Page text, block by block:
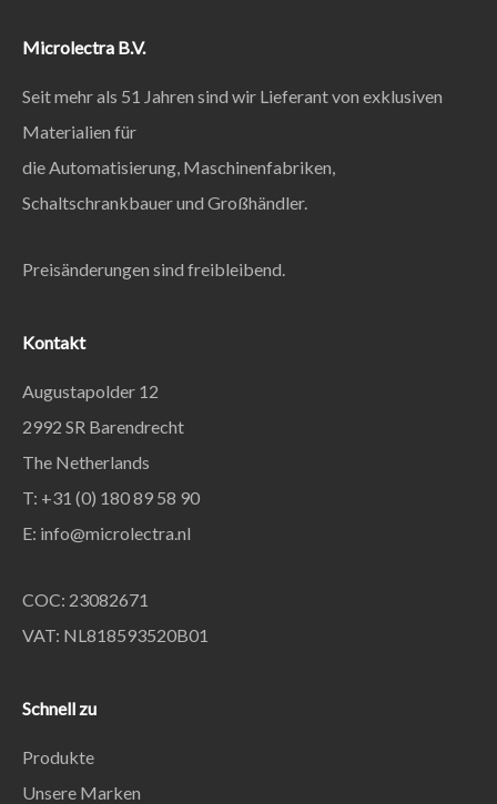
Microlectra B.V.
Seit mehr als 51 Jahren sind wir Lieferant von exklusiven
Materialien für
die Automatisierung, Maschinenfabriken,
Schaltschrankbauer und Großhändler.
Preisänderungen sind freibleibend.
Kontakt
Augustapolder 12
2992 SR Barendrecht
The Netherlands
T: +31 (0) 180 89 58 90
E: info@microlectra.nl
COC: 23082671
VAT: NL818593520B01
Schnell zu
Produkte
Unsere Marken